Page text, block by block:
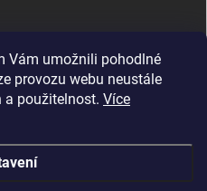
Vám umožnili pohodlné
provozu webu neustále
a použitelnost. Více